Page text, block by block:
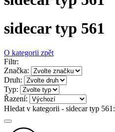
sidecar typ 561
O kategorii zpět
Filtr:
Značka:
Druh:
Typ:
Řazení:
Hledat v kategorii - sidecar typ 561: